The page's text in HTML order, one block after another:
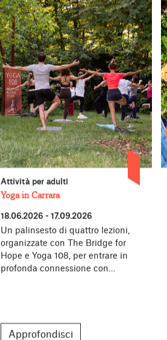
Attività per adulti
Yoga in Carrara
18.06.2026 - 17.09.2026
Un palinsesto di quattro lezioni,
organizzate con The Bridge for
Hope e Yoga 108, per entrare in
profonda connessione con…
Approfondisci